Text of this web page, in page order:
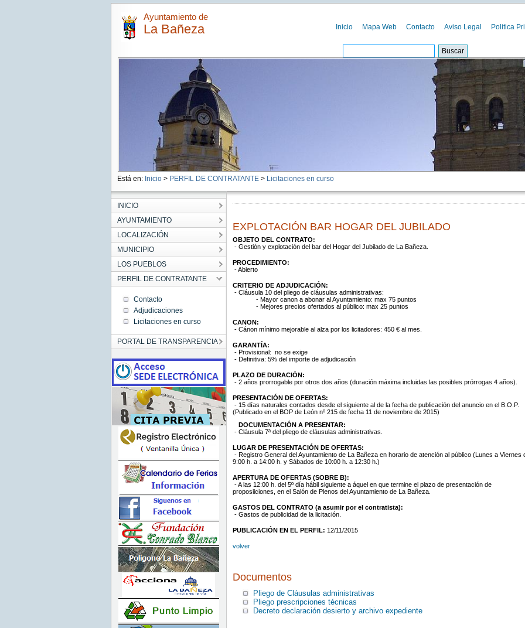
Ayuntamiento de
La Bañeza Inicio Mapa Web Contacto Aviso Legal Politica
Está en: Inicio > PERFIL DE CONTRATANTE> Licitaciones en curso
INICIO
AYUNTAMIENTO
LOCALIZACIÓN
MUNICIPIO
LOS PUEBLOS
PERFIL DE CONTRATANTE
Contacto
Adjudicaciones
Licitaciones en curso
PORTAL DE TRANSPARENCIA
EXPLOTACIÓN BAR HOGAR DEL JUBILADO
OBJETO DEL CONTRATO:
- Gestión y explotación del bar del Hogar del Jubilado de La Bañeza.
PROCEDIMIENTO:
- Abierto
CRITERIO DE ADJUDICACIÓN:
- Cláusula 10 del pliego de cláusulas administrativas:
- Mayor canon a abonar al Ayuntamiento: max 75 puntos
- Mejores precios ofertados al público: max 25 puntos
CANON:
- Cánon mínimo mejorable al alza por los licitadores: 450 € al mes.
GARANTÍA:
- Provisional: no se exige
- Definitiva: 5% del importe de adjudicación
PLAZO DE DURACIÓN:
- 2 años prorrogable por otros dos años (duración máxima incluidas las posibles prórrogas 4 años).
PRESENTACIÓN DE OFERTAS:
- 15 días naturales contados desde el siguiente al de la fecha de publicación del anuncio en el B.O.P.
(Publicado en el BOP de León nº 215 de fecha 11 de noviembre de 2015)
DOCUMENTACIÓN A PRESENTAR:
- Cláusula 7ª del pliego de cláusulas administrativas.
LUGAR DE PRESENTACIÓN DE OFERTAS:
- Registro General del Ayuntamiento de La Bañeza en horario de atención al público (Lunes a Viernes
9:00 h. a 14:00 h. y Sábados de 10:00 h. a 12:30 h.)
APERTURA DE OFERTAS (SOBRE B):
- A las 12:00 h. del 5º día hábil siguiente a áquel en que termine el plazo de presentación de
proposiiciones, en el Salón de Plenos del Ayuntamiento de La Bañeza.
GASTOS DEL CONTRATO (a asumir por el contratista):
- Gastos de publicidad de la licitación.
PUBLICACIÓN EN EL PERFIL: 12/11/2015
volver
Documentos
Pliego de Cláusulas administrativas
Pliego prescripciones técnicas
Decreto declaración desierto y archivo expediente